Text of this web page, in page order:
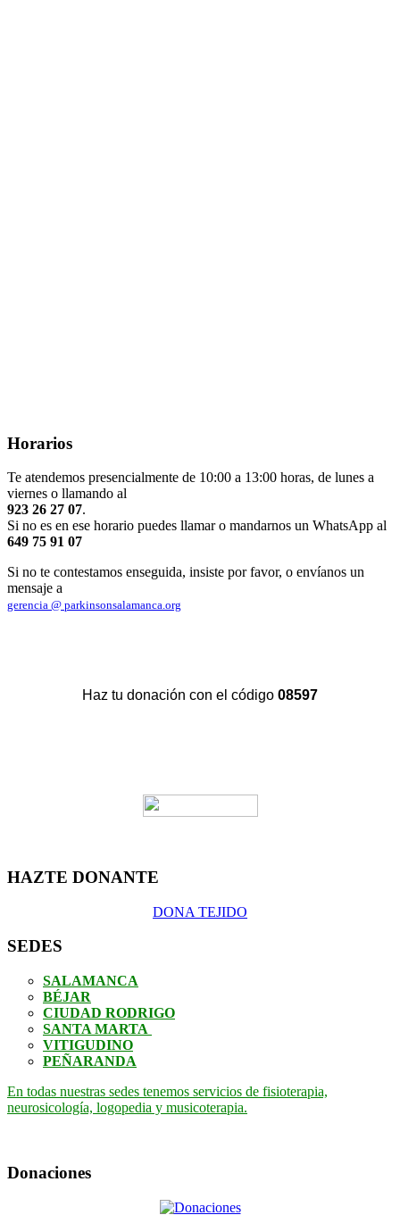
Horarios
Te atendemos presencialmente de 10:00 a 13:00 horas, de lunes a
viernes o llamando al
923 26 27 07.
Si no es en ese horario puedes llamar o mandarnos un WhatsApp al
649 75 91 07
Si no te contestamos enseguida, insiste por favor, o envíanos un
mensaje a
gerencia @ parkinsonsalamanca.org
Haz tu donación con el código 08597
HAZTE DONANTE
DONA TEJIDO
SEDES
SALAMANCA
BÉJAR
CIUDAD RODRIGO
SANTA MARTA
VITIGUDINO
PEÑARANDA
En todas nuestras sedes tenemos servicios de fisioterapia,
neurosicología, logopedia y musicoterapia.
Donaciones